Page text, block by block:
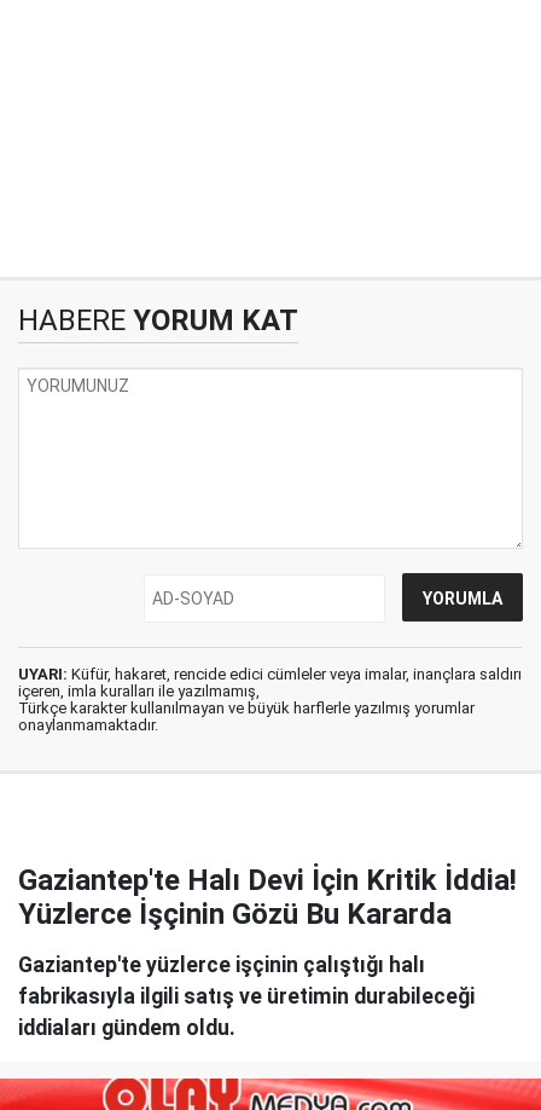
HABERE YORUM KAT
UYARI: Küfür, hakaret, rencide edici cümleler veya imalar, inançlara saldırı
içeren, imla kuralları ile yazılmamış,
Türkçe karakter kullanılmayan ve büyük harflerle yazılmış yorumlar
onaylanmamaktadır.
Gaziantep'te Halı Devi İçin Kritik İddia!
Yüzlerce İşçinin Gözü Bu Kararda
Gaziantep'te yüzlerce işçinin çalıştığı halı
fabrikasıyla ilgili satış ve üretimin durabileceği
iddiaları gündem oldu.